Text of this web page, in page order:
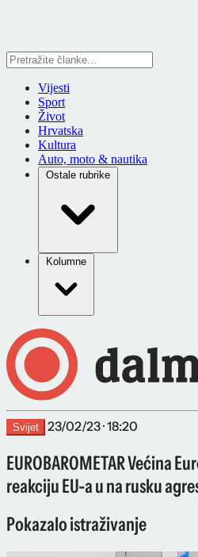
Vijesti
Sport
Život
Hrvatska
Kultura
Auto, moto & nautika
Ostale rubrike
Kolumne
Svijet 23/02/23 · 18:20
EUROBAROMETAR Većina
reakciju EU-a u na rusku
Pokazalo istraživanje